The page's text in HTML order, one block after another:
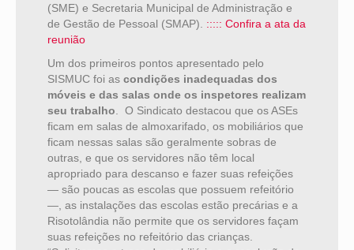
(SME) e Secretaria Municipal de Administração e
de Gestão de Pessoal (SMAP). ::::: Confira a ata da
reunião
Um dos primeiros pontos apresentado pelo
SISMUC foi as condições inadequadas dos
móveis e das salas onde os inspetores realizam
seu trabalho . O Sindicato destacou que os ASEs
ficam em salas de almoxarifado, os mobiliários que
ficam nessas salas são geralmente sobras de
outras, e que os servidores não têm local
apropriado para descanso e fazer suas refeições
— são poucas as escolas que possuem refeitório
—, as instalações das escolas estão precárias e a
Risotolândia não permite que os servidores façam
suas refeições no refeitório das crianças.